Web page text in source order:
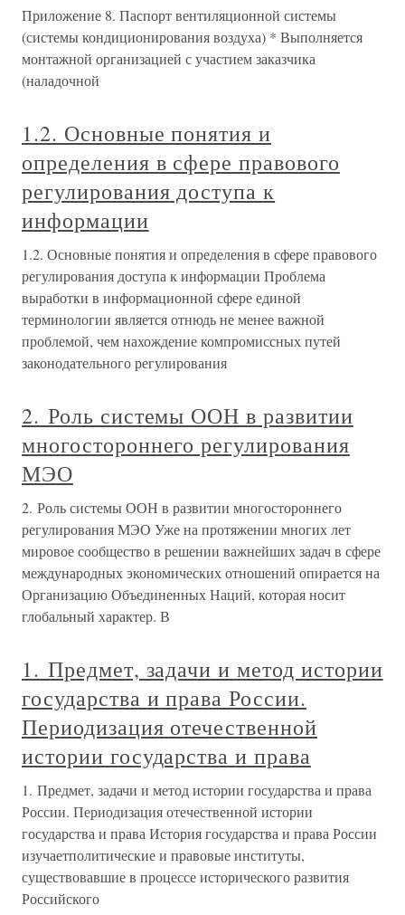
Приложение 8. Паспорт вентиляционной системы
(системы кондиционирования воздуха) * Выполняется
монтажной организацией с участием заказчика
(наладочной
1.2. Основные понятия и
определения в сфере правового
регулирования доступа к
информации
1.2. Основные понятия и определения в сфере правового
регулирования доступа к информации Проблема
выработки в информационной сфере единой
терминологии является отнюдь не менее важной
проблемой, чем нахождение компромиссных путей
законодательного регулирования
2. Роль системы ООН в развитии
многостороннего регулирования
МЭО
2. Роль системы ООН в развитии многостороннего
регулирования МЭО Уже на протяжении многих лет
мировое сообщество в решении важнейших задач в сфере
международных экономических отношений опирается на
Организацию Объединенных Наций, которая носит
глобальный характер. В
1. Предмет, задачи и метод истории
государства и права России.
Периодизация отечественной
истории государства и права
1. Предмет, задачи и метод истории государства и права
России. Периодизация отечественной истории
государства и права История государства и права России
изучаетполитические и правовые институты,
существовавшие в процессе исторического развития
Российского